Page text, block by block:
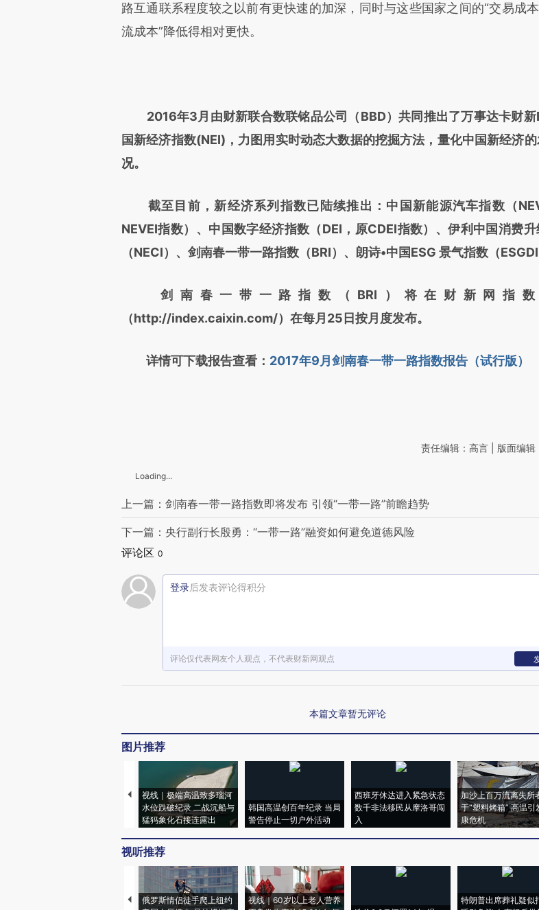
路互通联系程度较之以前有更快速的加深，同时与这些国家之间的“交易成本
流成本”降低得相对更快。
2016年3月由财新联合数联铭品公司（BBD）共同推出了万事达卡财新
国新经济指数(NEI)，力图用实时动态大数据的挖掘方法，量化中国新经济
况。
截至目前，新经济系列指数已陆续推出：中国新能源汽车指数（
NEVEI指数）、中国数字经济指数（DEI，原CDEI指数）、伊利中国消费
（NECI）、剑南春一带一路指数（BRI）、朗诗•中国ESG 景气指数（ESGDI
剑南春一带一路指数（BRI）将在财新网指数
（http://index.caixin.com/）在每月25日按月度发布。
详情可下载报告查看： 2017年9月剑南春一带一路指数报告（试行版）
责任编辑：高言 | 版面编辑
Loading...
上一篇：剑南春一带一路指数即将发布 引领“一带一路”前瞻趋势
下一篇：央行副行长殷勇：“一带一路”融资如何避免道德风险
评论区 0
登录后发表评论得积分
评论仅代表网友个人观点，不代表财新网观点
本篇文章暂无评论
图片推荐
视线｜极端高温致多瑙河
水位跌破纪录 二战沉船与
猛犸象化石接连露出
韩国高温创百年纪录 当局
警告停止一切户外活动
西班牙休达进入紧急状态
数千非法移民从摩洛哥闯
入
加沙上百万流离失所
于“塑料烤箱” 高温引
康危机
视听推荐
俄罗斯情侣徒手爬上纽约
视线｜60岁以上老人营养
特朗普出席葬礼疑似